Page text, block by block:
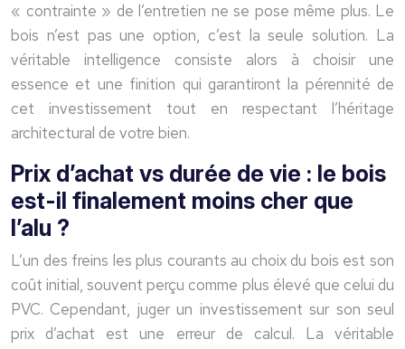
« contrainte » de l’entretien ne se pose même plus. Le
bois n’est pas une option, c’est la seule solution. La
véritable intelligence consiste alors à choisir une
essence et une finition qui garantiront la pérennité de
cet investissement tout en respectant l’héritage
architectural de votre bien.
Prix d’achat vs durée de vie : le bois
est-il finalement moins cher que
l’alu ?
L’un des freins les plus courants au choix du bois est son
coût initial, souvent perçu comme plus élevé que celui du
PVC. Cependant, juger un investissement sur son seul
prix d’achat est une erreur de calcul. La véritable